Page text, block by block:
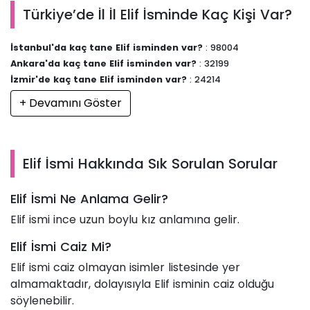
Türkiye’de İl İl Elif İsminde Kaç Kişi Var?
İstanbul'da kaç tane Elif isminden var? : 98004
Ankara'da kaç tane Elif isminden var? : 32199
İzmir'de kaç tane Elif isminden var? : 24214
+ Devamını Göster
Elif İsmi Hakkında Sık Sorulan Sorular
Elif İsmi Ne Anlama Gelir?
Elif ismi ince uzun boylu kız anlamına gelir.
Elif İsmi Caiz Mi?
Elif ismi caiz olmayan isimler listesinde yer
almamaktadır, dolayısıyla Elif isminin caiz olduğu
söylenebilir.